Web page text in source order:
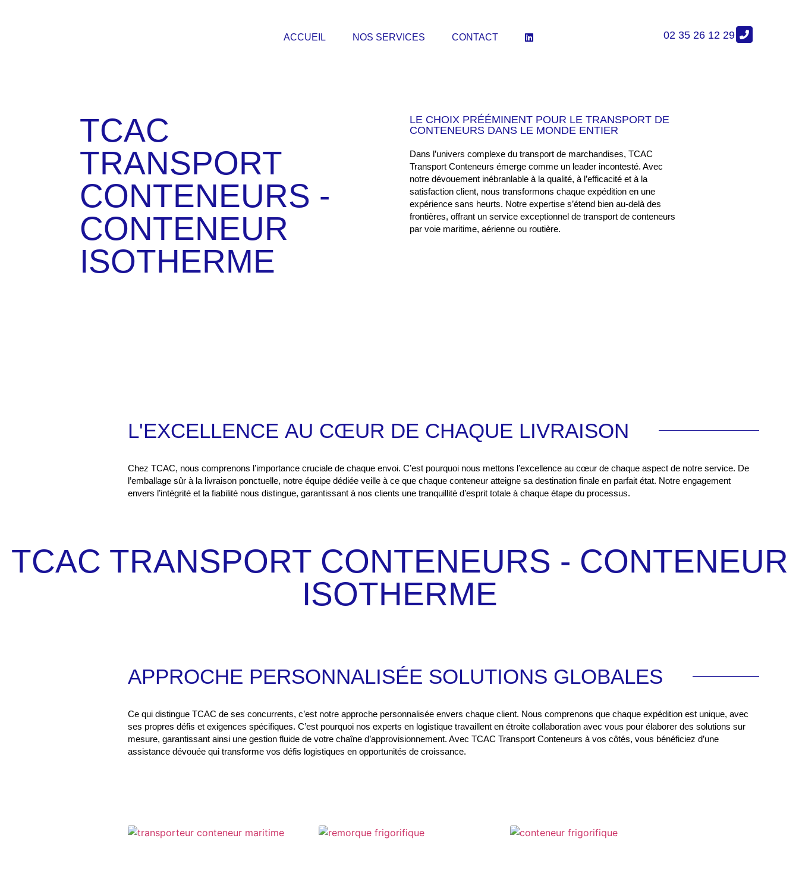
ACCUEIL NOS SERVICES CONTACT 02 35 26 12 29
TCAC
TRANSPORT
CONTENEURS -
CONTENEUR
ISOTHERME
LE CHOIX PRÉÉMINENT POUR LE TRANSPORT DE
CONTENEURS DANS LE MONDE ENTIER
Dans l’univers complexe du transport de marchandises, TCAC
Transport Conteneurs émerge comme un leader incontesté. Avec
notre dévouement inébranlable à la qualité, à l’efficacité et à la
satisfaction client, nous transformons chaque expédition en une
expérience sans heurts. Notre expertise s’étend bien au-delà des
frontières, offrant un service exceptionnel de transport de conteneurs
par voie maritime, aérienne ou routière.
L'EXCELLENCEAU CŒUR DE CHAQUE LIVRAISON
Chez TCAC, nous comprenons l’importance cruciale de chaque envoi. C’est pourquoi nous mettons l’excellence au cœur de chaque aspect de notre service. De
l’emballage sûr à la livraison ponctuelle, notre équipe dédiée veille à ce que chaque conteneur atteigne sa destination finale en parfait état. Notre engagement
envers l’intégrité et la fiabilité nous distingue, garantissant à nos clients une tranquillité d’esprit totale à chaque étape du processus.
TCAC TRANSPORT CONTENEURS - CONTENEUR
ISOTHERME
APPROCHE PERSONNALISÉE SOLUTIONS GLOBALES
Ce qui distingue TCAC de ses concurrents, c’est notre approche personnalisée envers chaque client. Nous comprenons que chaque expédition est unique, avec
ses propres défis et exigences spécifiques. C’est pourquoi nos experts en logistique travaillent en étroite collaboration avec vous pour élaborer des solutions sur
mesure, garantissant ainsi une gestion fluide de votre chaîne d’approvisionnement. Avec TCAC Transport Conteneurs à vos côtés, vous bénéficiez d’une
assistance dévouée qui transforme vos défis logistiques en opportunités de croissance.